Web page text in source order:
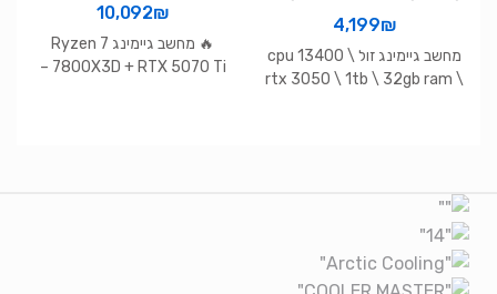
4,199₪
מחשב גיימינג זול cpu 13400 \
rtx 3050 \ 1tb \ 32gb ram \
10,092₪
🔥 מחשב גיימינג Ryzen 7
7800X3D + RTX 5070 Ti –
Brands Carousel